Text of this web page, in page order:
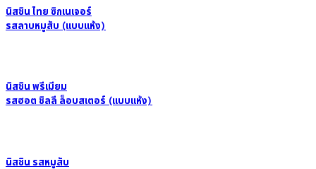
นิสชิน ไทย ซิกเนเจอร์
รสลาบหมูสับ (แบบแห้ง)
นิสชิน พรีเมียม
รสฮอต ชิลลี ล็อบสเตอร์ (แบบแห้ง)
นิสชิน รสหมูสับ